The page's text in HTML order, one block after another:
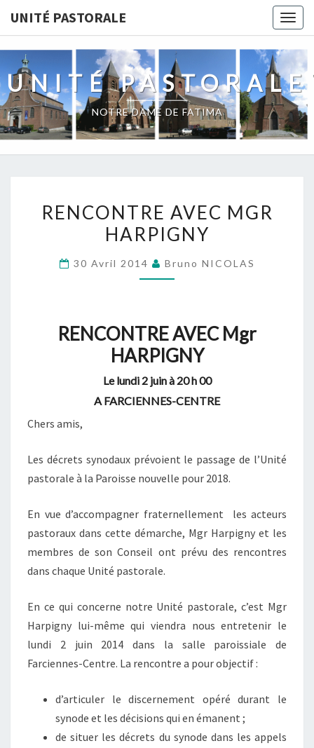
content
UNITÉ PASTORALE
UNITÉ PASTORALE
NOTRE DAME DE FATIMA
AVEC
MGR
RENCONTRE AVEC MGR
HARPIGNY
30 Avril 2014 Bruno NICOLAS
RENCONTRE AVEC Mgr
HARPIGNY
Le lundi 2 juin à 20 h 00
A FARCIENNES-CENTRE
Chers amis,
Les décrets synodaux prévoient le passage de l’Unité
pastorale à la Paroisse nouvelle pour 2018.
En vue d’accompagner fraternellement les acteurs
pastoraux dans cette démarche, Mgr Harpigny et les
membres de son Conseil ont prévu des rencontres
dans chaque Unité pastorale.
En ce qui concerne notre Unité pastorale, c’est Mgr
Harpigny lui-même qui viendra nous entretenir le
lundi 2 juin 2014 dans la salle paroissiale de
Farciennes-Centre. La rencontre a pour objectif :
d’articuler le discernement opéré durant le
synode et les décisions qui en émanent ;
de situer les décrets du synode dans les appels